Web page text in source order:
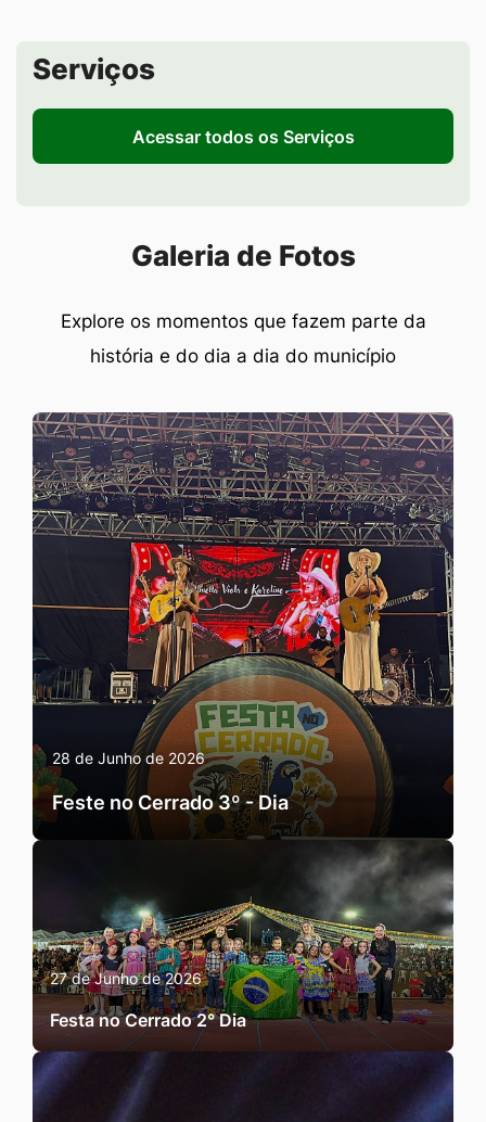
Seção de Serviços
Serviços
Acessar todos os Serviços
Seção Galeria de Fotos
Galeria de Fotos
Explore os momentos que fazem parte da
história e do dia a dia do município
28 de Junho de 2026
Feste no Cerrado 3º - Dia
27 de Junho de 2026
Festa no Cerrado 2° Dia